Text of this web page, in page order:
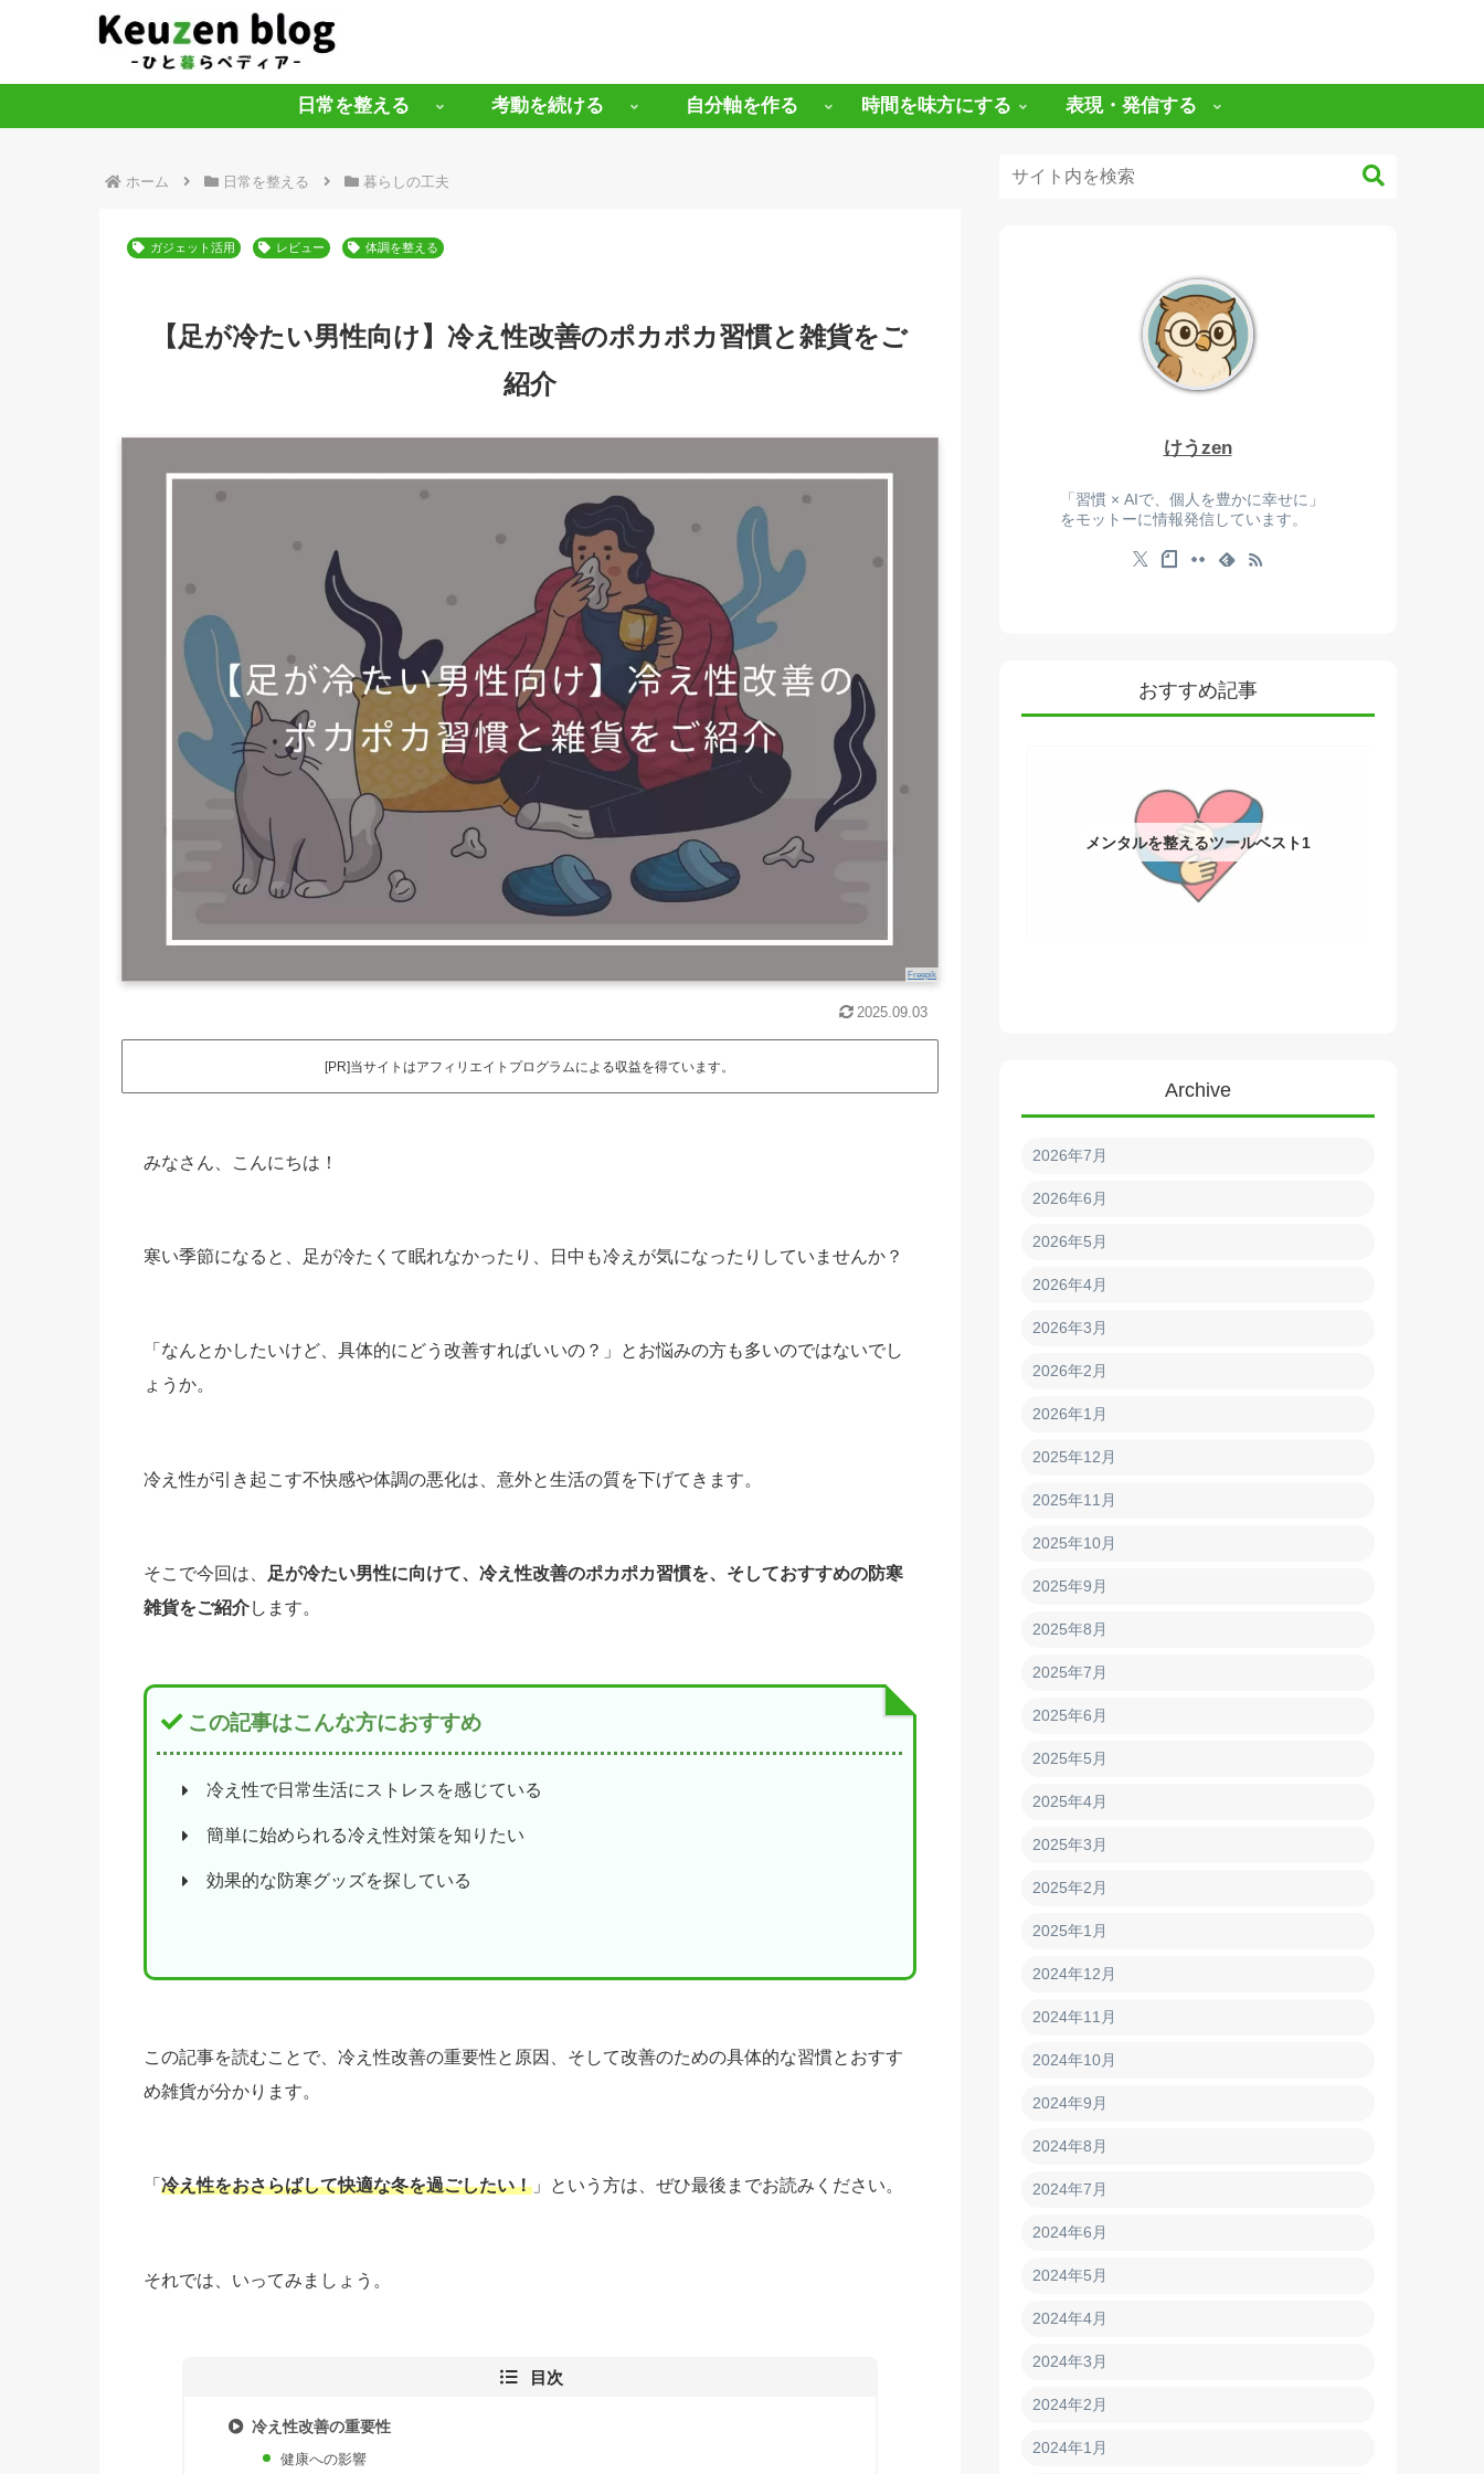
日常を整える 考動を続ける 自分軸を作る 時間を味方にする 表現・発信する
ホーム 日常を整える 暮らしの工夫
ガジェット活用 レビュー 体調を整える
【足が冷たい男性向け】冷え性改善のポカポカ習慣と雑貨をご
紹介
Freepik
2025.09.03
[PR]当サイトはアフィリエイトプログラムによる収益を得ています。
みなさん、こんにちは！
寒い季節になると、足が冷たくて眠れなかったり、日中も冷えが気になったりしていませんか？
「なんとかしたいけど、具体的にどう改善すればいいの？」とお悩みの方も多いのではないでし
ょうか。
冷え性が引き起こす不快感や体調の悪化は、意外と生活の質を下げてきます。
そこで今回は、
足が冷たい男性に向けて、冷え性改善のポカポカ習慣を、そしておすすめの防寒
雑貨をご紹介します。
この記事はこんな方におすすめ
冷え性で日常生活にストレスを感じている
簡単に始められる冷え性対策を知りたい
効果的な防寒グッズを探している
この記事を読むことで、冷え性改善の重要性と原因、そして改善のための具体的な習慣とおすす
め雑貨が分かります。
「 冷え性をおさらばして快適な冬を過ごしたい！」という方は、ぜひ最後までお読みください。
それでは、いってみましょう。
目次
冷え性改善の重要性
健康への影響
けうzen
「習慣 × AIで、個人を豊かに幸せに」
をモットーに情報発信しています。
おすすめ記事
メンタルを整えるツールベスト1
Archive
2026年7月
2026年6月
2026年5月
2026年4月
2026年3月
2026年2月
2026年1月
2025年12月
2025年11月
2025年10月
2025年9月
2025年8月
2025年7月
2025年6月
2025年5月
2025年4月
2025年3月
2025年2月
2025年1月
2024年12月
2024年11月
2024年10月
2024年9月
2024年8月
2024年7月
2024年6月
2024年5月
2024年4月
2024年3月
2024年2月
2024年1月